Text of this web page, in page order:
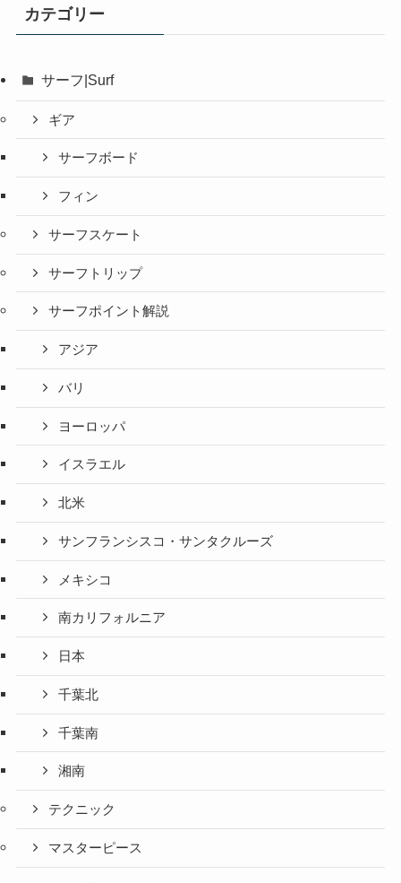
カテゴリー
サーフ|Surf
ギア
サーフボード
フィン
サーフスケート
サーフトリップ
サーフポイント解説
アジア
バリ
ヨーロッパ
イスラエル
北米
サンフランシスコ・サンタクルーズ
メキシコ
南カリフォルニア
日本
千葉北
千葉南
湘南
テクニック
マスターピース